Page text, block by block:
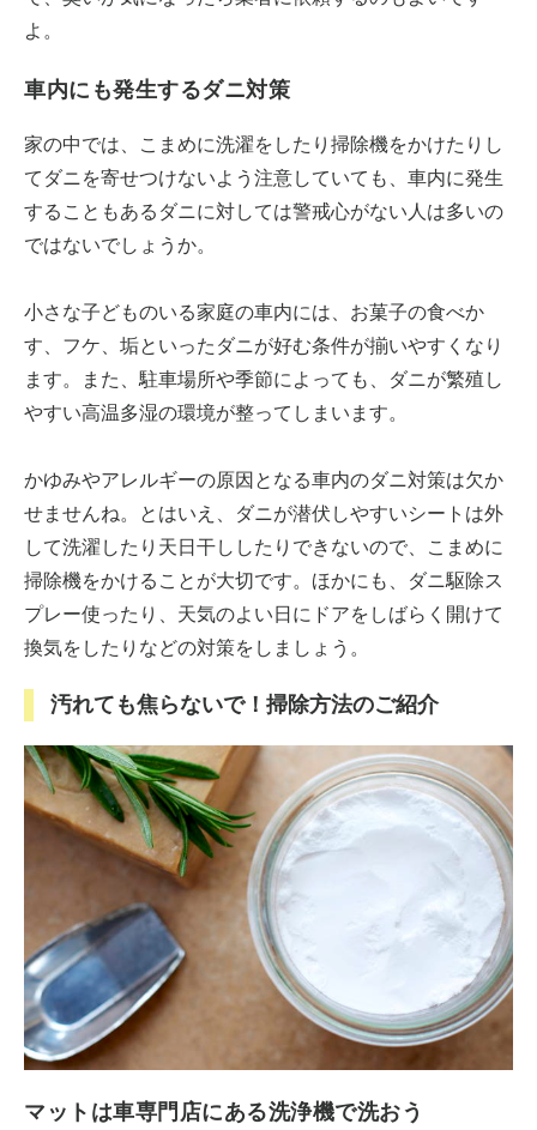
よ。
車内にも発生するダニ対策
家の中では、こまめに洗濯をしたり掃除機をかけたりし
てダニを寄せつけないよう注意していても、車内に発生
することもあるダニに対しては警戒心がない人は多いの
ではないでしょうか。
小さな子どものいる家庭の車内には、お菓子の食べか
す、フケ、垢といったダニが好む条件が揃いやすくなり
ます。また、駐車場所や季節によっても、ダニが繁殖し
やすい高温多湿の環境が整ってしまいます。
かゆみやアレルギーの原因となる車内のダニ対策は欠か
せませんね。とはいえ、ダニが潜伏しやすいシートは外
して洗濯したり天日干ししたりできないので、こまめに
掃除機をかけることが大切です。ほかにも、ダニ駆除ス
プレー使ったり、天気のよい日にドアをしばらく開けて
換気をしたりなどの対策をしましょう。
汚れても焦らないで！掃除方法のご紹介
マットは車専門店にある洗浄機で洗おう